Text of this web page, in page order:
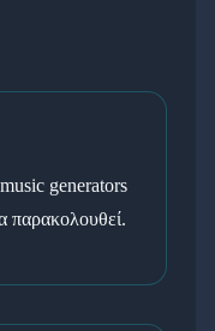
generators
παρακολουθεί.